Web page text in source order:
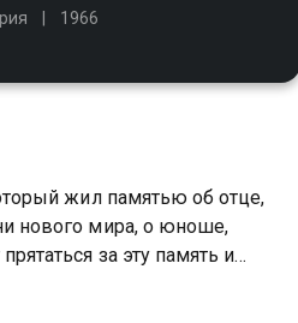
1966
жил памятью об отце,
нового мира, о юноше,
за эту память и